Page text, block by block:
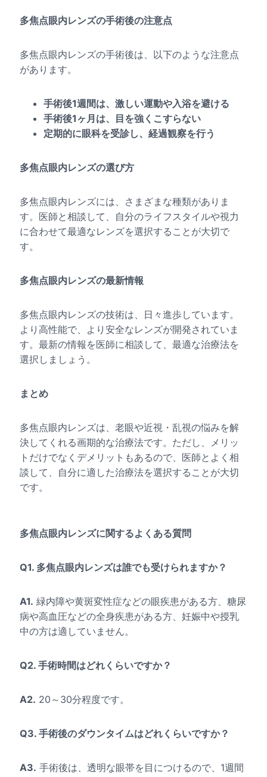
多焦点眼内レンズの手術後の注意点
多焦点眼内レンズの手術後は、以下のような注意点
があります。
手術後1週間は、激しい運動や入浴を避ける
手術後1ヶ月は、目を強くこすらない
定期的に眼科を受診し、経過観察を行う
多焦点眼内レンズの選び方
多焦点眼内レンズには、さまざまな種類がありま
す。医師と相談して、自分のライフスタイルや視力
に合わせて最適なレンズを選択することが大切で
す。
多焦点眼内レンズの最新情報
多焦点眼内レンズの技術は、日々進歩しています。
より高性能で、より安全なレンズが開発されていま
す。最新の情報を医師に相談して、最適な治療法を
選択しましょう。
まとめ
多焦点眼内レンズは、老眼や近視・乱視の悩みを解
決してくれる画期的な治療法です。ただし、メリッ
トだけでなくデメリットもあるので、医師とよく相
談して、自分に適した治療法を選択することが大切
です。
多焦点眼内レンズに関するよくある質問
Q1. 多焦点眼内レンズは誰でも受けられますか？
A1. 緑内障や黄斑変性症などの眼疾患がある方、糖尿
病や高血圧などの全身疾患がある方、妊娠中や授乳
中の方は適していません。
Q2. 手術時間はどれくらいですか？
A2. 20～30分程度です。
Q3. 手術後のダウンタイムはどれくらいですか？
A3. 手術後は、透明な眼帯を目につけるので、1週間